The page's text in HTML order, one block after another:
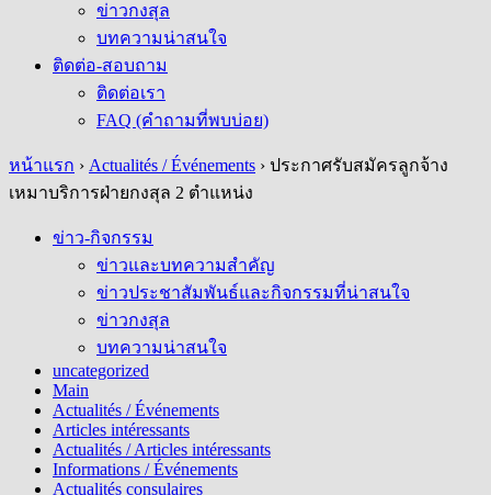
ข่าวกงสุล
บทความน่าสนใจ
ติดต่อ-สอบถาม
ติดต่อเรา
FAQ (คำถามที่พบบ่อย)
หน้าแรก › Actualités / Événements › ประกาศรับสมัครลูกจ้าง
เหมาบริการฝ่ายกงสุล 2 ตำแหน่ง
ข่าว-กิจกรรม
ข่าวและบทความสำคัญ
ข่าวประชาสัมพันธ์และกิจกรรมที่น่าสนใจ
ข่าวกงสุล
บทความน่าสนใจ
uncategorized
Main
Actualités / Événements
Articles intéressants
Actualités / Articles intéressants
Informations / Événements
Actualités consulaires